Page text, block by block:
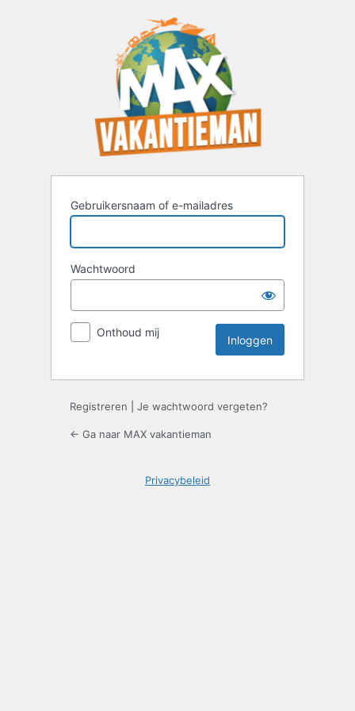
Gebruikersnaam of e-mailadres
Wachtwoord
Onthoud mij
Registreren Je wachtwoord vergeten?
← Ga naar MAX vakantieman
Privacybeleid